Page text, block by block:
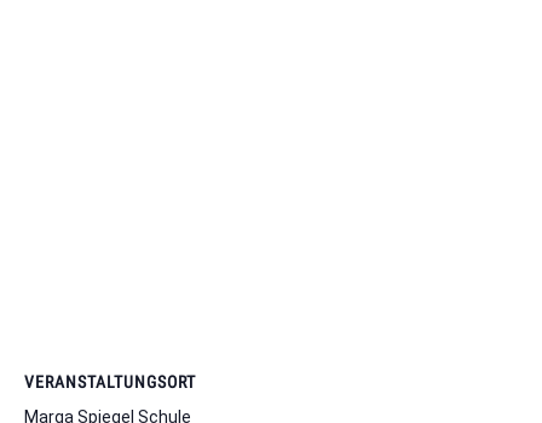
VERANSTALTUNGSORT
Marga Spiegel Schule